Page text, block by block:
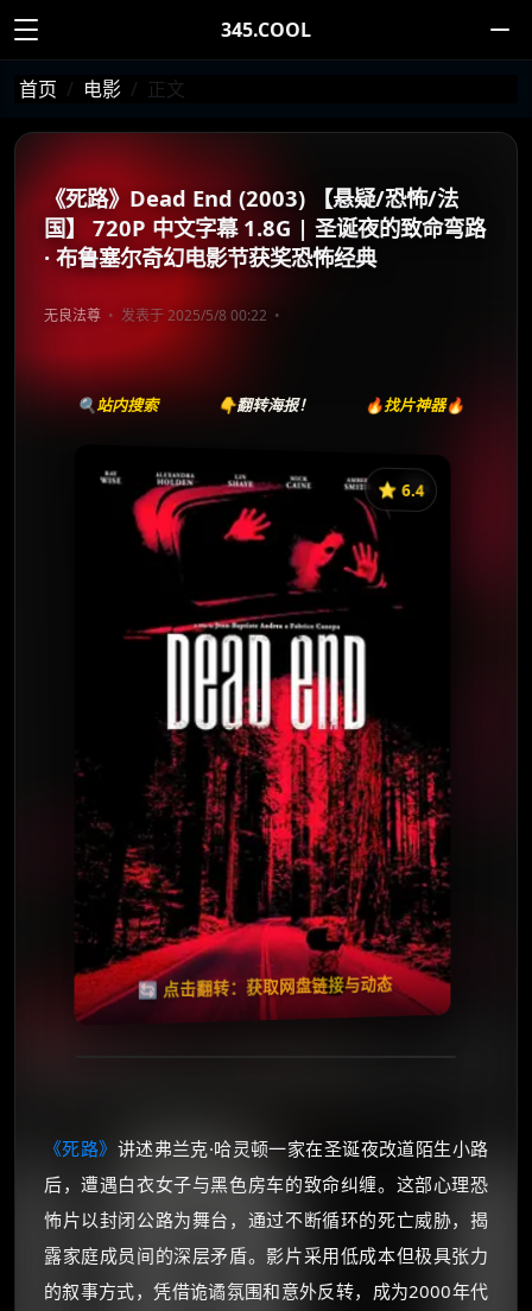
345.COOL
首页 电影 正文
《死路》Dead End (2003) 【悬疑/恐怖/法
国】 720P 中文字幕 1.8G | 圣诞夜的致命弯路
· 布鲁塞尔奇幻电影节获奖恐怖经典
无良法尊 发表于 2025/5/8 00:22
🔍站内搜索 👇翻转海报！ 🔥找片神器🔥
⭐️ 6.4
🔄 点击翻转：获取网盘链接与动态
《死路》
⭐
收藏
⭐️ 评分：6.4 | 🎬 2003年
夸克网盘
失效请反馈
🧧️
天天领红包
《死路》 讲述弗兰克·哈灵顿一家在圣诞夜改道陌生小路
后，遭遇白衣女子与黑色房车的致命纠缠。这部心理恐
怖片以封闭公路为舞台，通过不断循环的死亡威胁，揭
露家庭成员间的深层矛盾。影片采用低成本但极具张力
的叙事方式，凭借诡谲氛围和意外反转，成为2000年代